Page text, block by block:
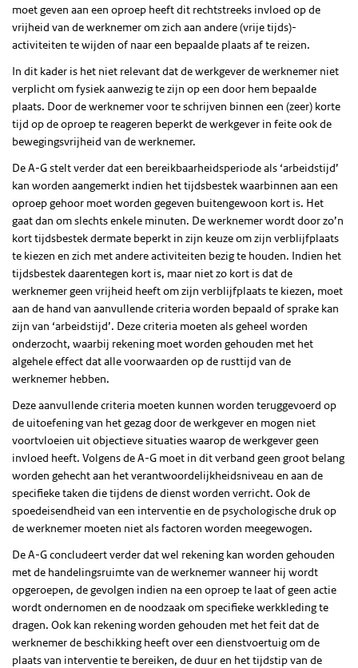
moet geven aan een oproep heeft dit rechtstreeks invloed op de
vrijheid van de werknemer om zich aan andere (vrije tijds)-
activiteiten te wijden of naar een bepaalde plaats af te reizen.
In dit kader is het niet relevant dat de werkgever de werknemer niet
verplicht om fysiek aanwezig te zijn op een door hem bepaalde
plaats. Door de werknemer voor te schrijven binnen een (zeer) korte
tijd op de oproep te reageren beperkt de werkgever in feite ook de
bewegingsvrijheid van de werknemer.
De A-G stelt verder dat een bereikbaarheidsperiode als ‘arbeidstijd’
kan worden aangemerkt indien het tijdsbestek waarbinnen aan een
oproep gehoor moet worden gegeven buitengewoon kort is. Het
gaat dan om slechts enkele minuten. De werknemer wordt door zo’n
kort tijdsbestek dermate beperkt in zijn keuze om zijn verblijfplaats
te kiezen en zich met andere activiteiten bezig te houden. Indien het
tijdsbestek daarentegen kort is, maar niet zo kort is dat de
werknemer geen vrijheid heeft om zijn verblijfplaats te kiezen, moet
aan de hand van aanvullende criteria worden bepaald of sprake kan
zijn van ‘arbeidstijd’. Deze criteria moeten als geheel worden
onderzocht, waarbij rekening moet worden gehouden met het
algehele effect dat alle voorwaarden op de rusttijd van de
werknemer hebben.
Deze aanvullende criteria moeten kunnen worden teruggevoerd op
de uitoefening van het gezag door de werkgever en mogen niet
voortvloeien uit objectieve situaties waarop de werkgever geen
invloed heeft. Volgens de A-G moet in dit verband geen groot belang
worden gehecht aan het verantwoordelijkheidsniveau en aan de
specifieke taken die tijdens de dienst worden verricht. Ook de
spoedeisendheid van een interventie en de psychologische druk op
de werknemer moeten niet als factoren worden meegewogen.
De A-G concludeert verder dat wel rekening kan worden gehouden
met de handelingsruimte van de werknemer wanneer hij wordt
opgeroepen, de gevolgen indien na een oproep te laat of geen actie
wordt ondernomen en de noodzaak om specifieke werkkleding te
dragen. Ook kan rekening worden gehouden met het feit dat de
werknemer de beschikking heeft over een dienstvoertuig om de
plaats van interventie te bereiken, de duur en het tijdstip van de